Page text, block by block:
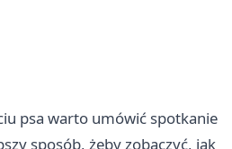
psa warto umówić spotkanie
sposób, żeby zobaczyć, jak